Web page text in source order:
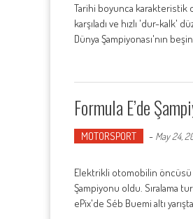
Tarihi boyunca karakteristik
karşıladı ve hızlı 'dur-kalk'
Dünya Şampiyonası'nın
Formula E’de
MOTORSPORT - May 24,
Elektrikli otomobilin öncüsü
Şampiyonu oldu. Sıralama
ePix'de Séb Buemi altı